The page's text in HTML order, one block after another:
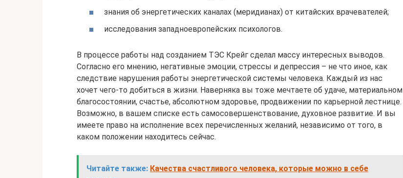
знания об энергетических каналах (меридианах) от китайских врачевателей;
исследования западноевропейских психологов.
В процессе работы над созданием ТЭС Крейг сделал массу интересных выводов.
Согласно его мнению, негативные эмоции, стрессы и депрессия – не что иное, как
следствие нарушения работы энергетической системы человека. Каждый из нас
хочет чего-то добиться в жизни. Наверняка вы тоже мечтаете об удаче, материальном
благосостоянии, счастье, абсолютном здоровье, продвижении по карьерной лестнице.
Возможно, в вашем списке есть самосовершенствование, духовное развитие. И вы
имеете право на исполнение всех перечисленных желаний, независимо от того, в
каком положении находитесь сейчас.
Читайте также: Качества счастливого человека, которые можно в себе